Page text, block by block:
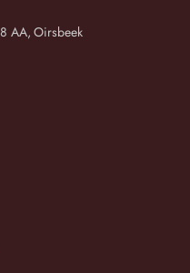
AA, Oirsbeek